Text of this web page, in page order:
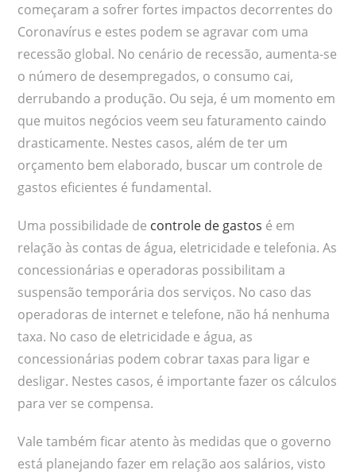
começaram a sofrer fortes impactos decorrentes do
Coronavírus e estes podem se agravar com uma
recessão global. No cenário de recessão, aumenta-se
o número de desempregados, o consumo cai,
derrubando a produção. Ou seja, é um momento em
que muitos negócios veem seu faturamento caindo
drasticamente. Nestes casos, além de ter um
orçamento bem elaborado, buscar um controle de
gastos eficientes é fundamental.
Uma possibilidade de controle de gastos é em
relação às contas de água, eletricidade e telefonia. As
concessionárias e operadoras possibilitam a
suspensão temporária dos serviços. No caso das
operadoras de internet e telefone, não há nenhuma
taxa. No caso de eletricidade e água, as
concessionárias podem cobrar taxas para ligar e
desligar. Nestes casos, é importante fazer os cálculos
para ver se compensa.
Vale também ficar atento às medidas que o governo
está planejando fazer em relação aos salários, visto